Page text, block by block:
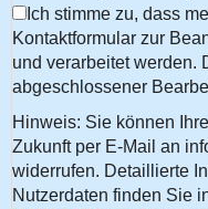
Ich stimme zu, dass
Kontaktformular zur
und verarbeitet werden.
abgeschlossener
Hinweis: Sie können
Zukunft per E-Mail an
widerrufen. Detaillierte
Nutzerdaten finden Sie